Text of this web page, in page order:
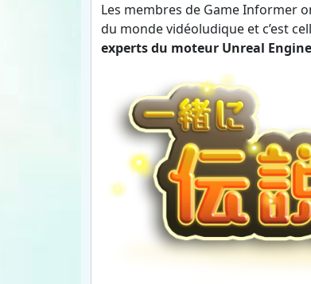
Les membres de Game Informer
du monde vidéoludique et c’est
experts du moteur Unreal